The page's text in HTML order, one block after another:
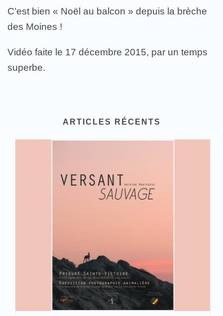
C’est bien « Noël au balcon » depuis la brèche
des Moines !
Vidéo faite le 17 décembre 2015, par un temps
superbe.
ARTICLES RÉCENTS